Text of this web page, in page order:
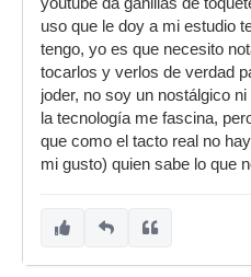
uso que le doy a mi estudio
tengo, yo es que necesito
tocarlos y verlos de verdad
joder, no soy un nostálgico
la tecnología me fascina,
que como el tacto real no
mi gusto) quien sabe lo que